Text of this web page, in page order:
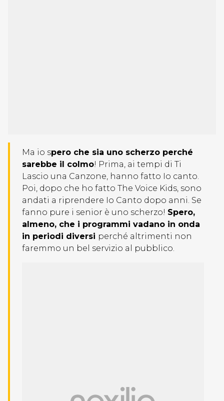
Ma io spero che sia uno scherzo perché
sarebbe il colmo! Prima, ai tempi di Ti
Lascio una Canzone, hanno fatto Io canto.
Poi, dopo che ho fatto The Voice Kids, sono
andati a riprendere Io Canto dopo anni. Se
fanno pure i senior è uno scherzo! Spero,
almeno, che i programmi vadano in onda
in periodi diversi perché altrimenti non
faremmo un bel servizio al pubblico.